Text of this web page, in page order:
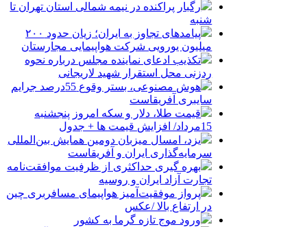
رگبار پراکنده در نیمه شمالی استان تهران تا
شنبه
پیامدهای تجاوز به ایران؛ زیان حدود ۲۰۰
میلیون یورویی شرکت هواپیمایی مجارستان
تکذیب ادعای نماینده مجلس درباره نحوه
ردزنی محل استقرار شهید لاریجانی
هوش مصنوعی، بستر وقوع 55درصد جرایم
سایبری آفریقاست
قیمت طلا، دلار و سکه امروز پنجشنبه
15مرداد/ افزایش قیمت ها + جدول
یزد، امسال میزبان دومین همایش بین‌المللی
سرمایه‌گذاری ایران و آفریقاست
بهره گیری حداکثری از ظرفیت موافقت‌نامه
تجارت آزاد ایران و روسیه
پرواز موفقیت‌آمیز هواپیمای مسافربری چین
در ارتفاع بالا /عکس
ورود موج تازه گرما به کشور